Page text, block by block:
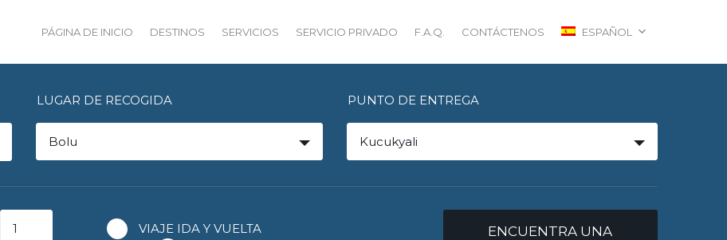
PÁGINA DE INICIO DESTINOS SERVICIOS SERVICIO PRIVADO F.A.Q. CONTÁCTENOS ESPAÑOL
LUGAR DE RECOGIDA
Bolu
PUNTO DE ENTREGA
Kucukyali
VIAJE IDA Y VUELTA
ENCUENTRA UNA